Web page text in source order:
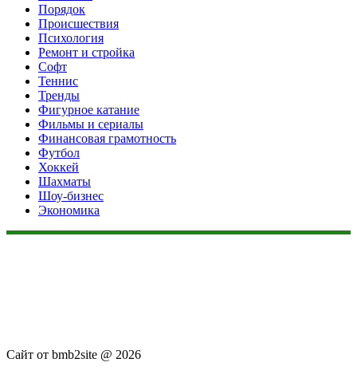
Порядок
Происшествия
Психология
Ремонт и стройка
Софт
Теннис
Тренды
Фигурное катание
Фильмы и сериалы
Финансовая грамотность
Футбол
Хоккей
Шахматы
Шоу-бизнес
Экономика
Сайт от bmb2site @ 2026